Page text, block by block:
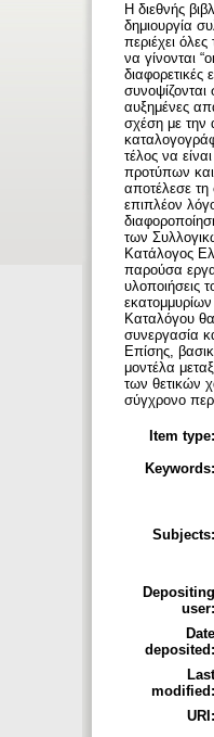
Η διεθνής
δημιουργία
περιέχει
να γίνονται
αυξημένες
σχέση με την
τέλος να
προτύπων
αποτέλεσε
επιπλέον
των
Κατάλογος
παρούσα
υλοποιήσεις
Καταλόγου
συνεργασία
Επίσης,
μοντέλα
των θετικών
σύγχρονο
Item type:
Keywords:
Subjects:
Depositing
user:
Date
deposited:
Last
modified:
URI: